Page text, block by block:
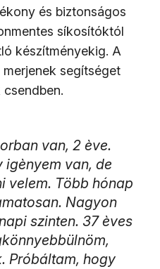
és biztonságos
síkosítóktól
készítményekig. A
segítséget
van, 2 ève.
igènyem van, de
velem. Több hónap
Nagyon
szinten. 37 èves
Próbáltam, hogy